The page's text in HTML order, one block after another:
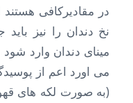
در مقادیرکافی هستند
نخ دندان را نیز
مینای دندان وارد
می اورد اعم از
(به صورت لکه های